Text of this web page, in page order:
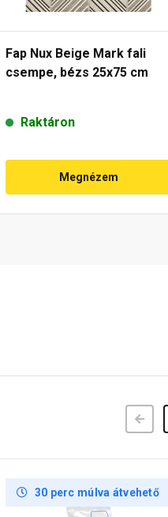
Fap Nux Beige Mark fali
csempe, bézs 25x75 cm
Raktáron
Megnézem
Előző
30 perc múlva átvehető